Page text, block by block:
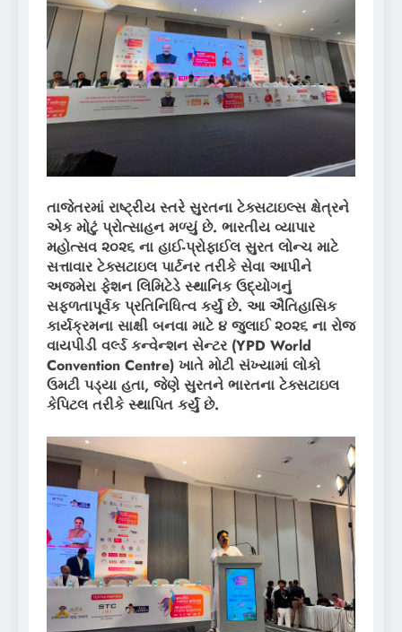
તાજેતરમાં રાષ્ટ્રીય સ્તરે સુરતના ટેક્સટાઇલ્સ ક્ષેત્રને
એક મોટું પ્રોત્સાહન મળ્યું છે. ભારતીય વ્યાપાર
મહોત્સવ ૨૦૨૬ ના હાઈ-પ્રોફાઈલ સુરત લોન્ચ માટે
સત્તાવાર ટેક્સટાઇલ પાર્ટનર તરીકે સેવા આપીને
અજમેરા ફેશન લિમિટેડે સ્થાનિક ઉદ્યોગનું
સફળતાપૂર્વક પ્રતિનિધિત્વ કર્યું છે. આ ઐતિહાસિક
કાર્યક્રમના સાક્ષી બનવા માટે ૪ જુલાઈ ૨૦૨૬ ના રોજ
વાયપીડી વર્લ્ડ કન્વેન્શન સેન્ટર (YPD World
Convention Centre) ખાતે મોટી સંખ્યામાં લોકો
ઉમટી પડ્યા હતા, જેણે સુરતને ભારતના ટેક્સટાઇલ
કેપિટલ તરીકે સ્થાપિત કર્યું છે.